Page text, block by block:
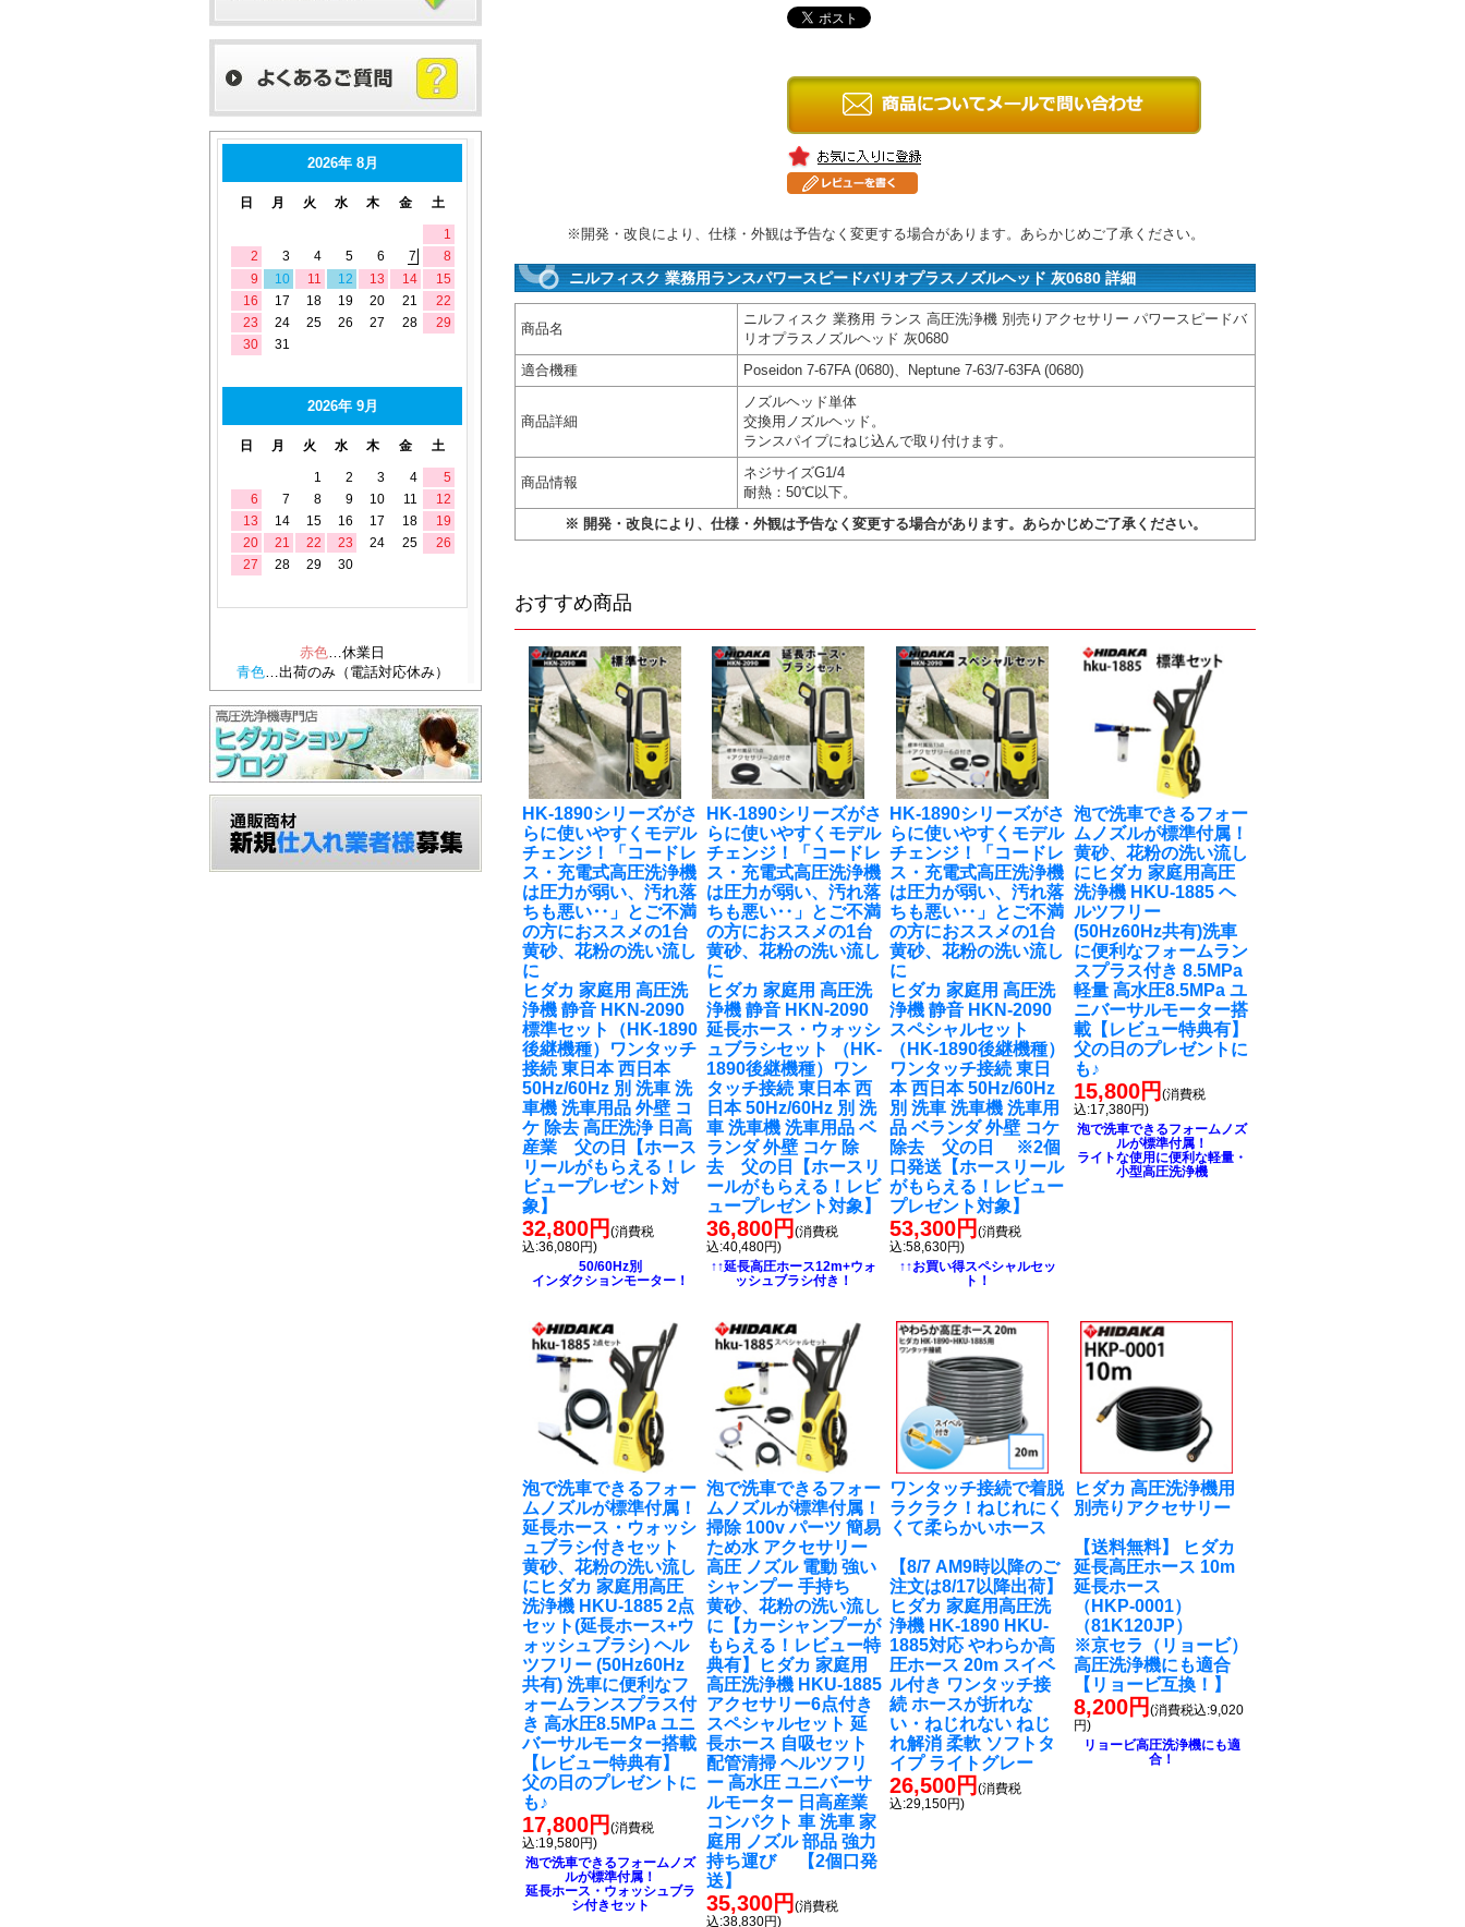
※開発・改良により、仕様・外観は予告なく変更する場合があります。あらかじめご了承ください。
ニルフィスク 業務用ランスパワースピードバリオプラスノズルヘッド 灰0680 詳細
商品名
ニルフィスク 業務用 ランス 高圧洗浄機 別売りアクセサリー パワースピードバ
リオプラスノズルヘッド 灰0680
適合機種
Poseidon 7-67FA (0680)、Neptune 7-63/7-63FA (0680)
商品詳細
ノズルヘッド単体
交換用ノズルヘッド。
ランスパイプにねじ込んで取り付けます。
商品情報
ネジサイズG1/4
耐熱：50℃以下。
※ 開発・改良により、仕様・外観は予告なく変更する場合があります。あらかじめご了承ください。
おすすめ商品
HK-1890シリーズがさ
らに使いやすくモデル
チェンジ！「コードレ
ス・充電式高圧洗浄機
は圧力が弱い、汚れ落
ちも悪い‥」とご不満
の方におススメの1台
黄砂、花粉の洗い流し
に
ヒダカ 家庭用 高圧洗
浄機 静音 HKN-2090
標準セット（HK-1890
後継機種）ワンタッチ
接続 東日本 西日本
50Hz/60Hz 別 洗車 洗
車機 洗車用品 外壁 コ
ケ 除去 高圧洗浄 日高
産業 父の日【ホース
リールがもらえる！レ
ビュープレゼント対
象】
32,800円(消費税
込:36,080円)
50/60Hz別
インダクションモーター！
HK-1890シリーズがさ
らに使いやすくモデル
チェンジ！「コードレ
ス・充電式高圧洗浄機
は圧力が弱い、汚れ落
ちも悪い‥」とご不満
の方におススメの1台
黄砂、花粉の洗い流し
に
ヒダカ 家庭用 高圧洗
浄機 静音 HKN-2090
延長ホース・ウォッシ
ュブラシセット （HK-
1890後継機種）ワン
タッチ接続 東日本 西
日本 50Hz/60Hz 別 洗
車 洗車機 洗車用品 ベ
ランダ 外壁 コケ 除
去 父の日【ホースリ
ールがもらえる！レビ
ュープレゼント対象】
36,800円 (消費税
込:40,480円)
↑↑延長高圧ホース12m+ウォ
ッシュブラシ付き！
HK-1890シリーズがさ
らに使いやすくモデル
チェンジ！「コードレ
ス・充電式高圧洗浄機
は圧力が弱い、汚れ落
ちも悪い‥」とご不満
の方におススメの1台
黄砂、花粉の洗い流し
に
ヒダカ 家庭用 高圧洗
浄機 静音 HKN-2090
スペシャルセット
（HK-1890後継機種）
ワンタッチ接続 東日
本 西日本 50Hz/60Hz
別 洗車 洗車機 洗車用
品 ベランダ 外壁 コケ
除去 父の日 ※2個
口発送【ホースリール
がもらえる！レビュー
プレゼント対象】
53,300円(消費税
込:58,630円)
↑↑お買い得スペシャルセッ
ト！
泡で洗車できるフォー
ムノズルが標準付属！
黄砂、花粉の洗い流し
に ヒダカ 家庭用高圧
洗浄機 HKU-1885 ヘ
ルツフリー
(50Hz60Hz共有)洗車
に便利なフォームラン
スプラス付き 8.5MPa
軽量 高水圧8.5MPa ユ
ニバーサルモーター搭
載【レビュー特典有】
父の日のプレゼントに
も♪
15,800円(消費税
込:17,380円)
泡で洗車できるフォームノズ
ルが標準付属！
ライトな使用に便利な軽量・
小型高圧洗浄機
泡で洗車できるフォー
ムノズルが標準付属！
延長ホース・ウォッシ
ュブラシ付きセット
黄砂、花粉の洗い流し
に ヒダカ 家庭用高圧
洗浄機 HKU-1885 2点
セット(延長ホース+ウ
ォッシュブラシ) ヘル
ツフリー (50Hz60Hz
共有) 洗車に便利なフ
ォームランスプラス付
き 高水圧8.5MPa ユニ
バーサルモーター搭載
【レビュー特典有】
父の日のプレゼントに
も♪
17,800円(消費税
込:19,580円)
泡で洗車できるフォームノズ
ルが標準付属！
延長ホース・ウォッシュブラ
シ付きセット
泡で洗車できるフォー
ムノズルが標準付属！
掃除 100v パーツ 簡易
ため水 アクセサリー
高圧 ノズル 電動 強い
シャンプー 手持ち
黄砂、花粉の洗い流し
に 【カーシャンプーが
もらえる！レビュー特
典有】ヒダカ 家庭用
高圧洗浄機 HKU-1885
アクセサリー6点付き
スペシャルセット 延
長ホース 自吸セット
配管清掃 ヘルツフリ
ー 高水圧 ユニバーサ
ルモーター 日高産業
コンパクト 車 洗車 家
庭用 ノズル 部品 強力
持ち運び 【2個口発
送】
35,300円 (消費税
込:38,830円)
ワンタッチ接続で着脱
ラクラク！ねじれにく
くて柔らかいホース
【8/7 AM9時以降のご
注文は8/17以降出荷】
ヒダカ 家庭用高圧洗
浄機 HK-1890 HKU-
1885対応 やわらか高
圧ホース 20m スイベ
ル付き ワンタッチ接
続 ホースが折れな
い・ねじれない ねじ
れ解消 柔軟 ソフトタ
イプ ライトグレー
26,500円(消費税
込:29,150円)
ヒダカ 高圧洗浄機用
別売りアクセサリー
【送料無料】 ヒダカ
延長高圧ホース 10m
延長ホース
（HKP-0001）
（81K120JP）
※京セラ（リョービ）
高圧洗浄機にも適合
【リョービ互換！】
8,200円(消費税込:9,020
円)
リョービ高圧洗浄機にも適
合！